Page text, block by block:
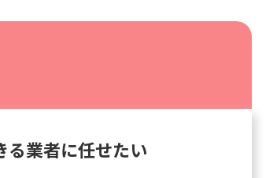
る業者に任せたい